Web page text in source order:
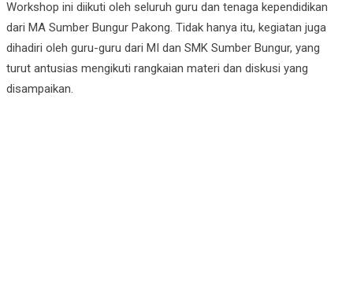
Workshop ini diikuti oleh seluruh guru dan tenaga kependidikan
dari MA Sumber Bungur Pakong. Tidak hanya itu, kegiatan juga
dihadiri oleh guru-guru dari MI dan SMK Sumber Bungur, yang
turut antusias mengikuti rangkaian materi dan diskusi yang
disampaikan.